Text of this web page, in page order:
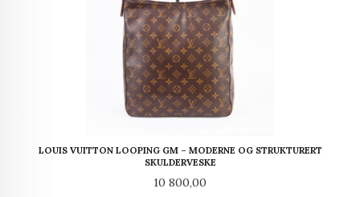
LOUIS VUITTON LOOPING GM – MODERNE OG STRUKTURERT
SKULDERVESKE
Pris
10 800,00